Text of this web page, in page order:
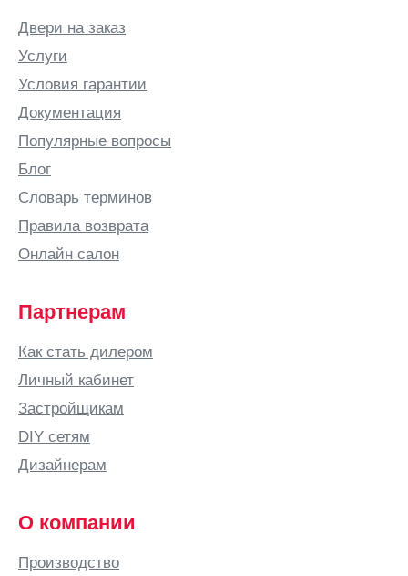
Владивосток
Владикавказ
Владимир
Владимирская
область
ВНИИССОК
Водный
Волгоград
Волгодонск
Волковыск
Волоколамск
Воронежская
область
Воткинск
Всеволожск
Двери на заказ
Услуги
Условия гарантии
Документация
Популярные вопросы
Блог
Словарь терминов
Правила возврата
Онлайн салон
Партнерам
Как стать дилером
Личный кабинет
Застройщикам
DIY сетям
Дизайнерам
О компании
Производство